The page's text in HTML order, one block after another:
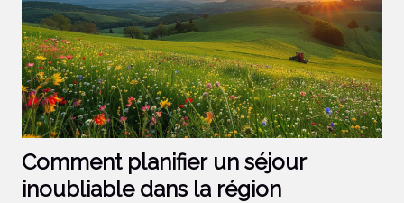
Comment planifier un séjour
inoubliable dans la région